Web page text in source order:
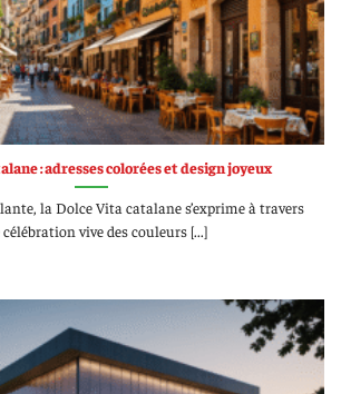
: adresses colorées et design joyeux
la Dolce Vita catalane s’exprime à travers
vive des couleurs [...]